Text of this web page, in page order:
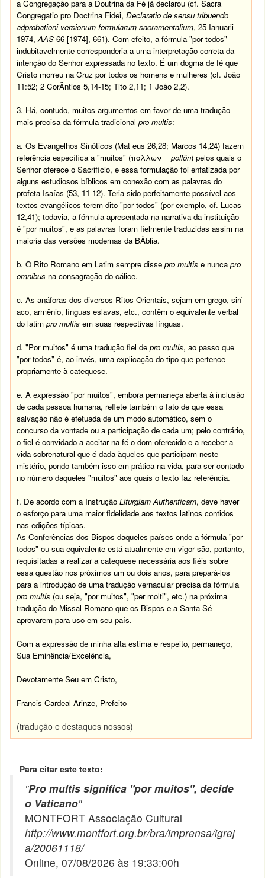
a Congregação para a Doutrina da Fé já declarou (cf. Sacra
Congregatio pro Doctrina Fidei,Declaratio de sensu tribuendo
adprobationi versionum formularum sacramentalium, 25 Ianuarii
1974,AAS66 [1974], 661). Com efeito, a fórmula "por todos"
indubitavelmente corresponderia a uma interpretação correta da
intenção do Senhor expressada no texto. É um dogma de fé que
Cristo morreu na Cruz por todos os homens e mulheres (cf.João
11:52; 2 CorÃ­ntios 5,14-15; Tito 2,11; 1 João 2,2).
3. Há, contudo, muitos argumentos em favor de uma tradução
mais precisa da fórmula tradicionalpro multis:
a. Os Evangelhos Sinóticos (Mateus 26,28; Marcos 14,24) fazem
referência especí­fica a "muitos" (πολλων =pollôn) pelos quais o
Senhor oferece o Sacrifí­cio, e essa formulação foi enfatizada por
alguns estudiosos bí­blicos em conexão com as palavras do
profeta Isaí­as (53, 11-12). Teria sido perfeitamente possí­vel aos
textos evangélicos terem dito "por todos" (por exemplo, cf. Lucas
12,41); todavia, a fórmula apresentada na narrativa da instituição
é "por muitos", e as palavras foram fielmente traduzidas assim na
maioria das versões modernas da BÃ­blia.
b. O Rito Romano em Latim sempre dissepro multise nuncapro
omnibus na consagração do cálice.
c. As anáforas dos diversos Ritos Orientais, sejam em grego, sirí­
aco, armênio, lí­nguas eslavas, etc., contêm o equivalente verbal
do latimpro multisem suas respectivas lí­nguas.
d. "Por muitos" é uma tradução fiel depro multis, ao passo que
"por todos" é, ao invés, uma explicação do tipo que pertence
propriamente à catequese.
e. A expressão "por muitos", embora permaneça aberta à inclusão
de cada pessoa humana, reflete também o fato de que essa
salvação não é efetuada de um modo automático, sem o
concurso da vontade ou a participação de cada um; pelo contrário,
o fiel é convidado a aceitar na fé o dom oferecido e a receber a
vida sobrenatural que é dada àqueles que participam neste
mistério, pondo também isso em prática na vida, para ser contado
no número daqueles "muitos" aos quais o texto faz referência.
f. De acordo com a InstruçãoLiturgiam Authenticam, deve haver
o esforço para uma maior fidelidade aos textos latinos contidos
nas edições tí­picas.
As Conferências dos Bispos daqueles países onde a fórmula "por
todos" ou sua equivalente está atualmente em vigor são, portanto,
requisitadas a realizar a catequese necessária aos fiéis sobre
essa questão nos próximos um ou dois anos, para prepará-los
para a introdução de uma tradução vernacular precisa da fórmula
pro multis (ou seja, "por muitos", "per molti", etc.) na próxima
tradução do Missal Romano que os Bispos e a Santa Sé
aprovarem para uso em seu paí­s.
Com a expressão de minha alta estima e respeito, permaneço,
Sua Eminência/Excelência,
Devotamente Seu em Cristo,
Francis Cardeal Arinze, Prefeito
(tradução e destaques nossos)
Para citar este texto:
"Pro multis significa "por muitos", decide
o Vaticano"
MONTFORT Associação Cultural
http://www.montfort.org.br/bra/imprensa/igrej
a/20061118/
Online, 07/08/2026 às 19:33:00h